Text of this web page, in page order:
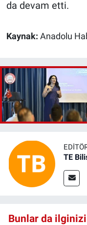
da devam etti.
Kaynak: Anadolu
TE
Bunlar da